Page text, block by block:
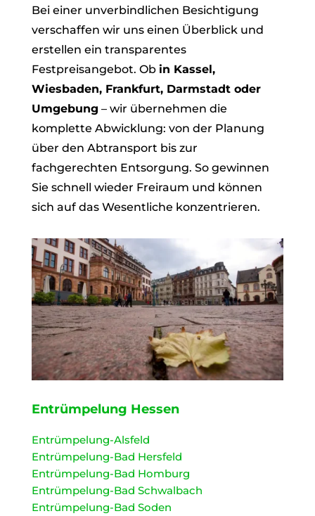
Bei einer unverbindlichen Besichtigung
verschaffen wir uns einen Überblick und
erstellen ein transparentes
Festpreisangebot. Ob in Kassel,
Wiesbaden, Frankfurt, Darmstadt oder
Umgebung – wir übernehmen die
komplette Abwicklung: von der Planung
über den Abtransport bis zur
fachgerechten Entsorgung. So gewinnen
Sie schnell wieder Freiraum und können
sich auf das Wesentliche konzentrieren.
Entrümpelung Hessen
Entrümpelung-Alsfeld
Entrümpelung-Bad Hersfeld
Entrümpelung-Bad Homburg
Entrümpelung-Bad Schwalbach
Entrümpelung-Bad Soden